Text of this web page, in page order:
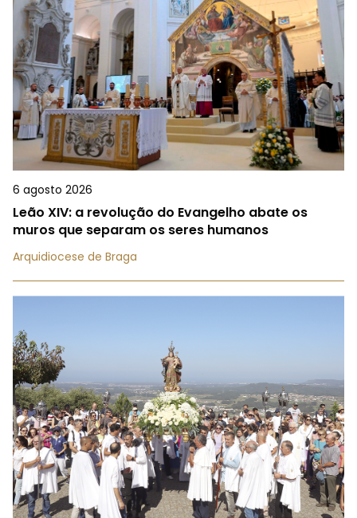
6 agosto 2026
Leão XIV: a revolução do Evangelho abate os
muros que separam os seres humanos
Arquidiocese de Braga